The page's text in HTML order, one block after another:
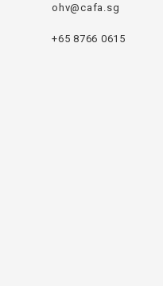
ohv@cafa.sg
+65 8766 0615